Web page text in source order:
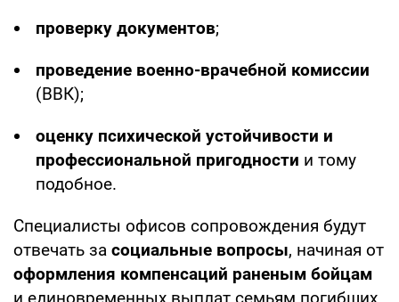
проверку документов;
проведение военно-врачебной комиссии
(ВВК);
оценку психической устойчивости и
профессиональной пригодности и тому
подобное.
Специалисты офисов сопровождения будут
отвечать за социальные вопросы, начиная от
оформления компенсаций раненым бойцам
и единовременных выплат семьям погибших